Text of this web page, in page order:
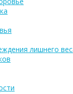
лишнего